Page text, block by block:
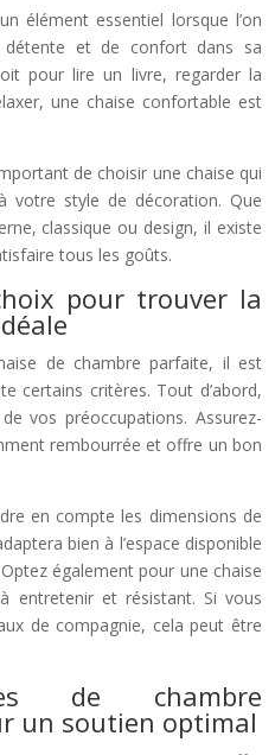
élément essentiel lorsque l’on
et de confort dans sa
pour lire un livre, regarder la
une chaise confortable est
de choisir une chaise qui
votre style de décoration. Que
classique ou design, il existe
tous les goûts.
pour trouver la
de chambre parfaite, il est
certains critères. Tout d’abord,
vos préoccupations. Assurez-
rembourrée et offre un bon
en compte les dimensions de
bien à l’espace disponible
également pour une chaise
entretenir et résistant. Si vous
de compagnie, cela peut être
de chambre
un soutien optimal